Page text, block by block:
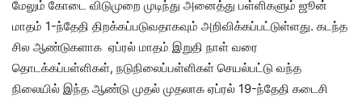
மேலும் கோடை விடுமுறை முடிந்து அனைத்து பள்ளிகளும் ஜூன்
மாதம் 1-ந்தேதி திறக்கப்படுவதாகவும் அறிவிக்கப்பட்டுள்ளது. கடந்த
சில ஆண்டுகளாக ஏப்ரல் மாதம் இறுதி நாள் வரை
தொடக்கப்பள்ளிகள், நடுநிலைப்பள்ளிகள் செயல்பட்டு வந்த
நிலையில் இந்த ஆண்டு முதல் முதலாக ஏப்ரல் 19-ந்தேதி கடைசி